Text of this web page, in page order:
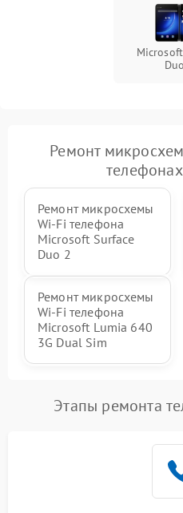
Ремонт
Ремонт микросхемы
Wi-Fi телефона
Microsoft Surface
Duo 2
Ремонт микросхемы
Wi-Fi телефона
Microsoft Lumia 640
3G Dual Sim
Этапы ремонта